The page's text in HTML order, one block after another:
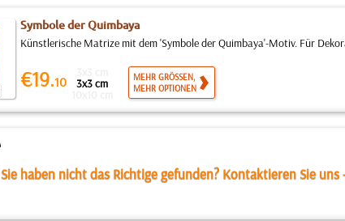
Symbole der Quimbaya
Künstlerische Matrize mit dem 'Symbole der Quimbaya'-Motiv. Für
€19.10 3x3 cm
MEHR GRÖSSEN,
MEHR OPTIONEN
Sie haben nicht das Richtige gefunden? Kontaktieren Sie